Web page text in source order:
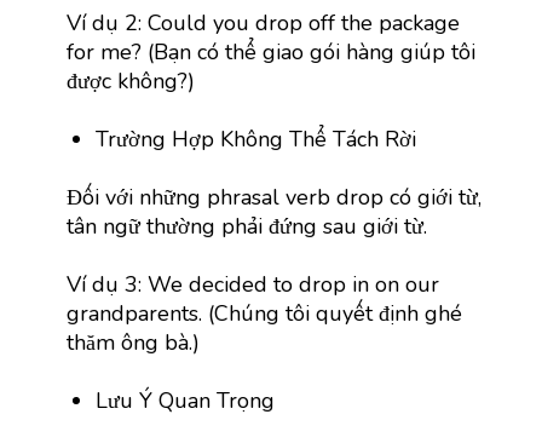
Ví dụ 2: Could you drop off the package
for me? (Bạn có thể giao gói hàng giúp tôi
được không?)
Trường Hợp Không Thể Tách Rời
Đối với những phrasal verb drop có giới từ,
tân ngữ thường phải đứng sau giới từ.
Ví dụ 3: We decided to drop in on our
grandparents. (Chúng tôi quyết định ghé
thăm ông bà.)
Lưu Ý Quan Trọng